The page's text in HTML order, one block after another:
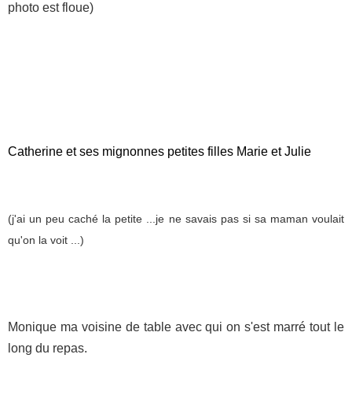
photo est floue)
Catherine et ses mignonnes petites filles Marie et Julie
(j'ai un peu caché la petite ...je ne savais pas si sa maman voulait
qu'on la voit ...)
Monique ma voisine de table avec qui on s'est marré tout le
long du repas.